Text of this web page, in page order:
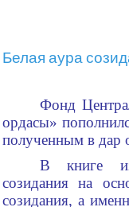
Белая аура
Фонд
ордасы»
полученным в дар
В книге
созидания на
созидания, а